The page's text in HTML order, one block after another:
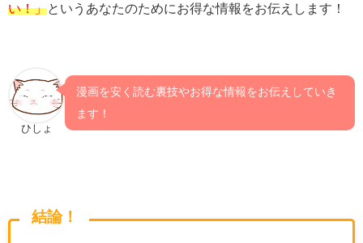
い！」というあなたのためにお得な情報をお伝えします！
ひしょ
漫画を安く読む裏技やお得な情報をお伝えしていき
ます！
結論！